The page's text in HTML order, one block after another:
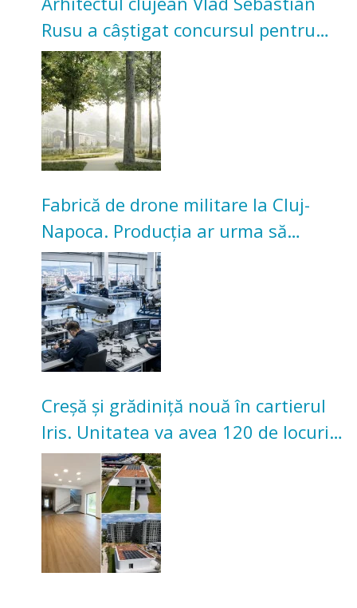
Rusu a câștigat concursul pentru
transformarea Grădinii Casei
Universitarilor
Fabrică de drone militare la Cluj-
Napoca. Producția ar urma să
înceapă în toamna acestui an
Creșă și grădiniță nouă în cartierul
Iris. Unitatea va avea 120 de locuri
pentru copii